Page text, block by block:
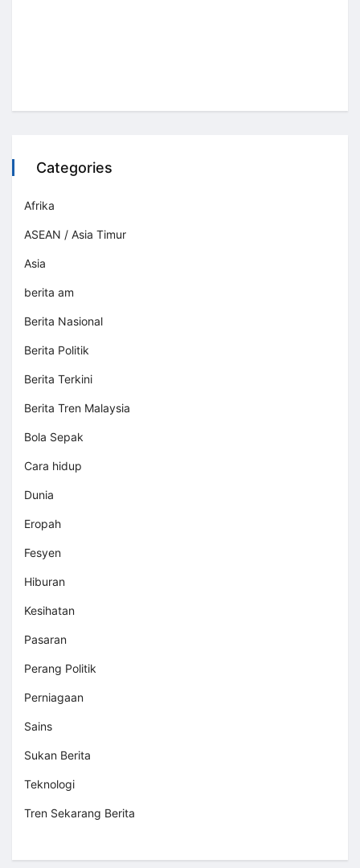
Categories
Afrika
ASEAN / Asia Timur
Asia
berita am
Berita Nasional
Berita Politik
Berita Terkini
Berita Tren Malaysia
Bola Sepak
Cara hidup
Dunia
Eropah
Fesyen
Hiburan
Kesihatan
Pasaran
Perang Politik
Perniagaan
Sains
Sukan Berita
Teknologi
Tren Sekarang Berita